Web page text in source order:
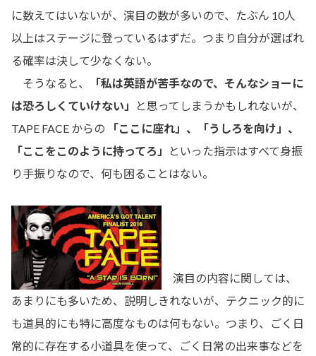
に数えてはいないが、演目の数が多いので、たぶん 10人
以上はステージに登っているはずだ。つまり自分が選ばれ
る確率は決して少なくない。
そうなると、
「私は英語が苦手なので、そんなショーに
は恐ろしくていけない」
と思ってしまうかもしれないが、
TAPE FACE からの
「ここに座れ」、「うしろを向け」、
「ここをこのように持ってろ」
といった指示はすべて身振
り手振りなので、何も困ることはない。
演目の内容に関しては、
あまりにも多いため、説明しきれないが、テクニック的に
も道具的にも特に高度なものは何もない。つまり、ごく日
常的に存在する小道具を使って、ごく日常の出来事などを